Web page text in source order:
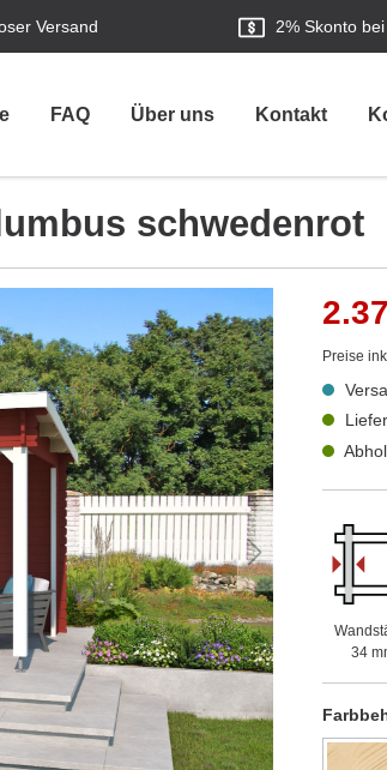
Versand 2% Skonto
FAQ Über uns Kontakt
schwedenrot
Preise
34